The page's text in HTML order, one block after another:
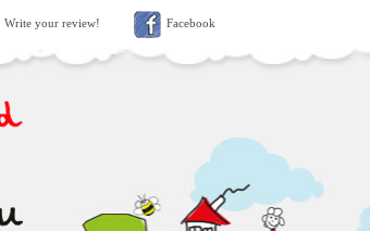
Write your review! Facebook